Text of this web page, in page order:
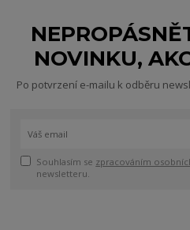
NOVINKU,
Po potvrzení e-mailu k odběru
Souhlasím se zpracováním
newsletteru.